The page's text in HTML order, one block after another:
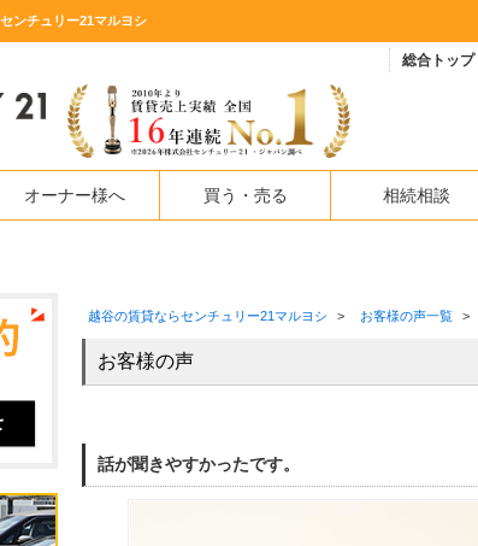
ンチュリー21マルヨシ
総合トップ
オーナー様へ 買う・売る 相続相談
越谷の賃貸ならセンチュリー21マルヨシ > お客様の声一覧 >
お客様の声
話が聞きやすかったです。